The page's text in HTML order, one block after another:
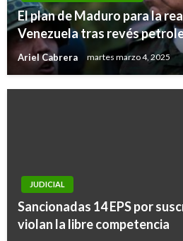
El plan de Maduro para la
Venezuela tras revés
Ariel Cabrera martes marzo 4, 2025
JUDICIAL
Sancionadas 14 EPS por
violan la libre competencia